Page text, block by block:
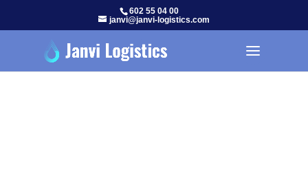
602 55 04 00
janvi@janvi-logistics.com